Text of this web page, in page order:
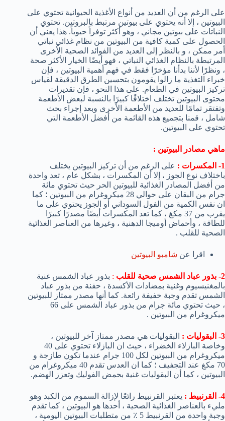
على الرغم من أن العديد من أنواع الأغذية الحيوانية تحتوي على
البيوتين ، إلا أنه يحتوي على بيوتين مرتبط بالبروتين. تحتوي
النباتات على بيوتين مجاني ، وهو أكثر توفراً حيوياً. هذا يعني أن
الحصول على كمية كافية من البيوتين من نظام غذائي نباتي
أمر ممكن ، و بالنظر إلى العديد من الفوائد الصحية الأخرى
المرتبطة بالنظام الغذائي النباتي ، فهو أيضًا الخيار الأكثر صحة
، ونظرًا لأننا بدأنا مؤخرًا فقط في فهم أهمية البيوتين ، فإن
خبراء التغذية ما زالوا يقومون بتحسين الطرق الدقيقة لقياس
تركيز البيوتين في الطعام. على هذا النحو ، فإن تقديرات
محتوى البيوتين تختلف اختلافًا كبيرًا بالنسبة لبعض الأطعمة
وتفتقر تمامًا للعديد من الأطعمة الأخرى وبعد إجراء بحث
شامل ، قمنا بتجميع هذه القائمة من أفضل الأطعمة التي
تحتوي على البيوتين.
ماهي مصادر البيوتين :
1- المكسرات :
على الرغم من أن تركيز البيوتين يختلف
باختلاف نوع الجوز ، إلا أن المكسرات ، بشكل عام ، تعد واحدة
من أفضل المصادر الغذائية للبيوتين الحر حيث تحتوي مائة
جرام من البقان على حوالي 28 ميكروغرام من البيوتين ؛ كما
ان نفس الكمية من الفول السوداني أو الجوز يحتوي على ما
يقرب من 37 مكغ ، كما تعد المكسرات أيضًا مصدرًا كبيرًا
للطاقة ، وأحماض أوميجا الدهنية ، وغيرها من العناصر الغذائية
الصحية للقلب .
اقرا عن شامبو البيوتين
2- بذور عباد الشمس صحية للقلب : بذور عباد الشمس غنية
بالمغنيسيوم وغنية بمضادات الأكسدة ، حفنة من بذور عباد
الشمس تقدم وجبة خفيفة رائعة. كما أنها مصدر ممتاز للبيوتين
، حيث تحتوي مائة جرام من بذور عباد الشمس على 66
ميكروغرام من البيوتين .
3- البقوليات :
البقوليات هي مصدر ممتاز آخر للبيوتين ،
وخاصة البازلاء الخضراء ، حيث ان البازلاء تحتوي على 40
ميكروغرام من البيوتين لكل 100 جرام عندما تكون طازجة و
70 مكغ عند التجفيف ؛ كما ان العدس تقدم 40 ميكروغرام من
البيوتين ، كما أن البقوليات غنية بحمض الفوليك وتعزز الهضم.
4- القرنبيط :
يعتبر القرنبيط رائعًا لإزالة السموم من الكبد وهو
مليء بالعناصر الغذائية الصحية ، أحدها هو البيوتين ، كما تقدم
وجبة واحدة من القرنبيط 5 ٪ من متطلبات البيوتين اليومية ،